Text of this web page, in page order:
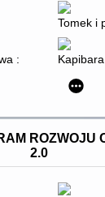
Tomek i
: dla średnioKapibara
ROZWOJU
2.0